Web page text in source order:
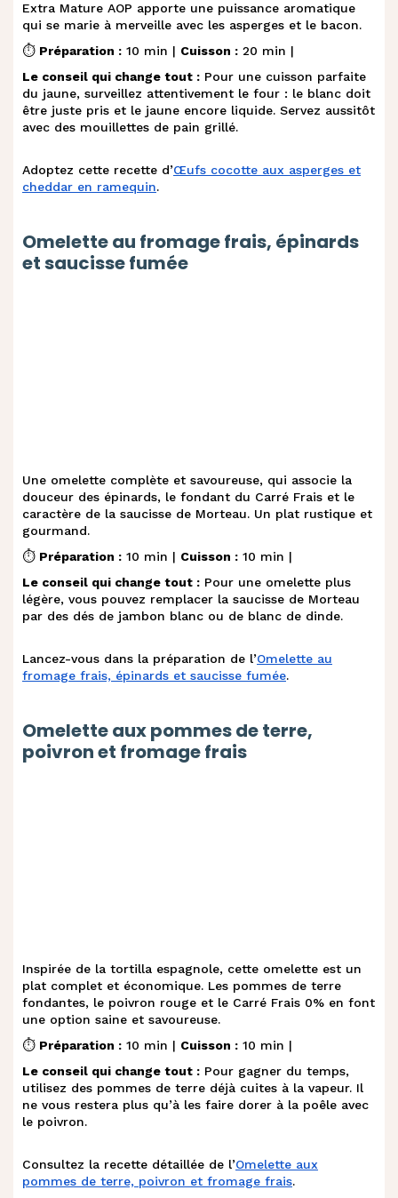
Extra Mature AOP apporte une puissance aromatique
qui se marie à merveille avec les asperges et le bacon.
⏱️ Préparation : 10 min | Cuisson : 20 min |
Le conseil qui change tout : Pour une cuisson parfaite
du jaune, surveillez attentivement le four : le blanc doit
être juste pris et le jaune encore liquide. Servez aussitôt
avec des mouillettes de pain grillé.
Adoptez cette recette d’Œufs cocotte aux asperges et
cheddar en ramequin.
Omelette au fromage frais, épinards
et saucisse fumée
Une omelette complète et savoureuse, qui associe la
douceur des épinards, le fondant du Carré Frais et le
caractère de la saucisse de Morteau. Un plat rustique et
gourmand.
⏱️ Préparation : 10 min | Cuisson : 10 min |
Le conseil qui change tout : Pour une omelette plus
légère, vous pouvez remplacer la saucisse de Morteau
par des dés de jambon blanc ou de blanc de dinde.
Lancez-vous dans la préparation de l’Omelette au
fromage frais, épinards et saucisse fumée.
Omelette aux pommes de terre,
poivron et fromage frais
Inspirée de la tortilla espagnole, cette omelette est un
plat complet et économique. Les pommes de terre
fondantes, le poivron rouge et le Carré Frais 0% en font
une option saine et savoureuse.
⏱️ Préparation : 10 min | Cuisson : 10 min |
Le conseil qui change tout : Pour gagner du temps,
utilisez des pommes de terre déjà cuites à la vapeur. Il
ne vous restera plus qu’à les faire dorer à la poêle avec
le poivron.
Consultez la recette détaillée de l’Omelette aux
pommes de terre, poivron et fromage frais.